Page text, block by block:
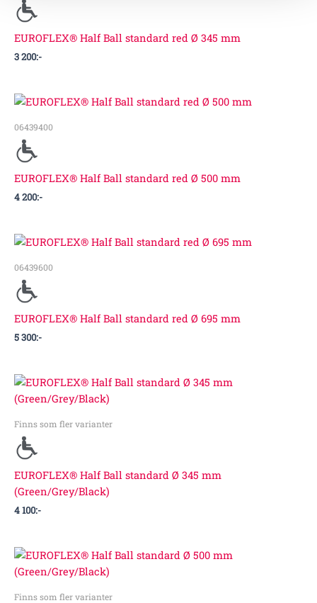
EUROFLEX® Half Ball standard red Ø 345 mm
3 200:-
06439400
EUROFLEX® Half Ball standard red Ø 500 mm
4 200:-
06439600
EUROFLEX® Half Ball standard red Ø 695 mm
5 300:-
Finns som fler varianter
EUROFLEX® Half Ball standard Ø 345 mm
(Green/Grey/Black)
4 100:-
Finns som fler varianter